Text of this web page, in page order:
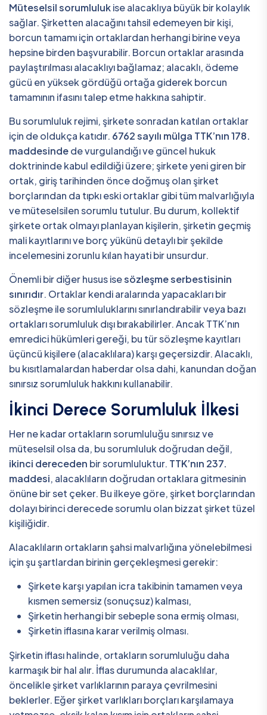
Müteselsil sorumlulukise alacaklıya büyük bir kolaylık
sağlar. Şirketten alacağını tahsil edemeyen bir kişi,
borcun tamamı için ortaklardan herhangi birine veya
hepsine birden başvurabilir. Borcun ortaklar arasında
paylaştırılması alacaklıyı bağlamaz; alacaklı, ödeme
gücü en yüksek gördüğü ortağa giderek borcun
tamamının ifasını talep etme hakkına sahiptir.
Bu sorumluluk rejimi, şirkete sonradan katılan ortaklar
için de oldukça katıdır. 6762 sayılı mülga TTK’nın 178.
maddesindede vurgulandığı ve güncel hukuk
doktrininde kabul edildiği üzere; şirkete yeni giren bir
ortak, giriş tarihinden önce doğmuş olan şirket
borçlarından da tıpkı eski ortaklar gibi tüm malvarlığıyla
ve müteselsilen sorumlu tutulur. Bu durum, kollektif
şirkete ortak olmayı planlayan kişilerin, şirketin geçmiş
mali kayıtlarını ve borç yükünü detaylı bir şekilde
incelemesini zorunlu kılan hayati bir unsurdur.
Önemli bir diğer husus isesözleşme serbestisinin
sınırıdır. Ortaklar kendi aralarında yapacakları bir
sözleşme ile sorumluluklarını sınırlandırabilir veya bazı
ortakları sorumluluk dışı bırakabilirler. Ancak TTK’nın
emredici hükümleri gereği, bu tür sözleşme kayıtları
üçüncü kişilere (alacaklılara) karşı geçersizdir. Alacaklı,
bu kısıtlamalardan haberdar olsa dahi, kanundan doğan
sınırsız sorumluluk hakkını kullanabilir.
İkinci Derece Sorumluluk İlkesi
Her ne kadar ortakların sorumluluğu sınırsız ve
müteselsil olsa da, bu sorumluluk doğrudan değil,
ikinci dereceden bir sorumluluktur. TTK’nın 237.
maddesi, alacaklıların doğrudan ortaklara gitmesinin
önüne bir set çeker. Bu ilkeye göre, şirket borçlarından
dolayı birinci derecede sorumlu olan bizzat şirket tüzel
kişiliğidir.
Alacaklıların ortakların şahsi malvarlığına yönelebilmesi
için şu şartlardan birinin gerçekleşmesi gerekir:
Şirkete karşı yapılan icra takibinin tamamen veya
kısmen semersiz (sonuçsuz) kalması,
Şirketin herhangi bir sebeple sona ermiş olması,
Şirketin iflasına karar verilmiş olması.
Şirketin iflası halinde, ortakların sorumluluğu daha
karmaşık bir hal alır. İflas durumunda alacaklılar,
öncelikle şirket varlıklarının paraya çevrilmesini
beklerler. Eğer şirket varlıkları borçları karşılamaya